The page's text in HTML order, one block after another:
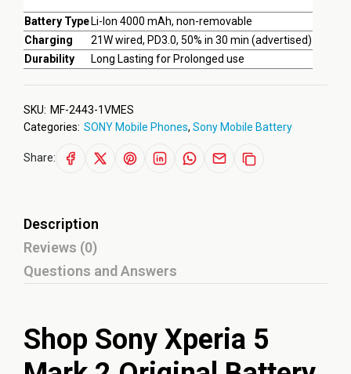
Battery Type Li-Ion 4000 mAh, non-removable
Charging
21W wired, PD3.0, 50% in 30 min (advertised)
Durability
Long Lasting for Prolonged use
SKU: MF-2443-1VMES
Categories: SONY Mobile Phones, Sony Mobile Battery
Share:
Description
Reviews (0)
Questions and Answers
Shop Sony Xperia 5